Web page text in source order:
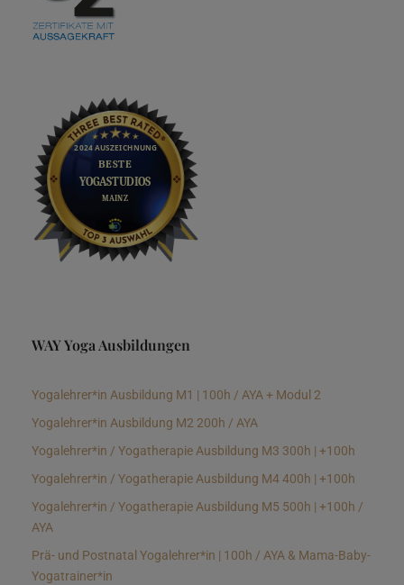
WAY Yoga Ausbildungen
Yogalehrer*in Ausbildung M1 | 100h / AYA + Modul 2
Yogalehrer*in Ausbildung M2 200h / AYA
Yogalehrer*in / Yogatherapie Ausbildung M3 300h | +100h
Yogalehrer*in / Yogatherapie Ausbildung M4 400h | +100h
Yogalehrer*in / Yogatherapie Ausbildung M5 500h | +100h /
AYA
Prä- und Postnatal Yogalehrer*in | 100h / AYA & Mama-Baby-
Yogatrainer*in